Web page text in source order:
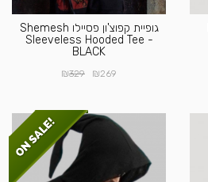
גופיית קפוצ'ון פסיילו Shemesh
Sleeveless Hooded Tee -
BLACK
₪269
₪329